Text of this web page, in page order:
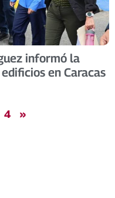
informó la
en Caracas
4 »